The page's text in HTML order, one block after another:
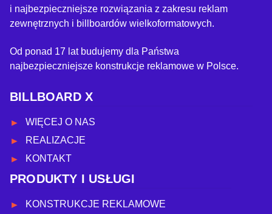
i najbezpieczniejsze rozwiązania z zakresu reklam
zewnętrznych i billboardów wielkoformatowych.
Od ponad 17 lat budujemy dla Państwa
najbezpieczniejsze konstrukcje reklamowe w Polsce.
BILLBOARD X
WIĘCEJ O NAS
REALIZACJE
KONTAKT
PRODUKTY I USŁUGI
KONSTRUKCJE REKLAMOWE